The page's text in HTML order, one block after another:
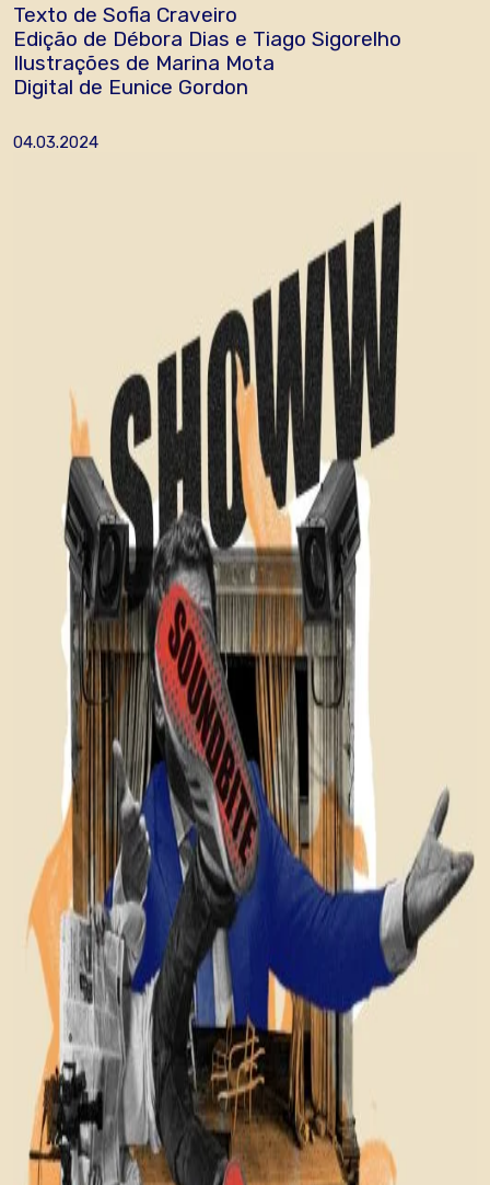
Texto de Sofia Craveiro
Edição de Débora Dias e Tiago Sigorelho
Ilustrações de Marina Mota
Digital de Eunice Gordon
04.03.2024